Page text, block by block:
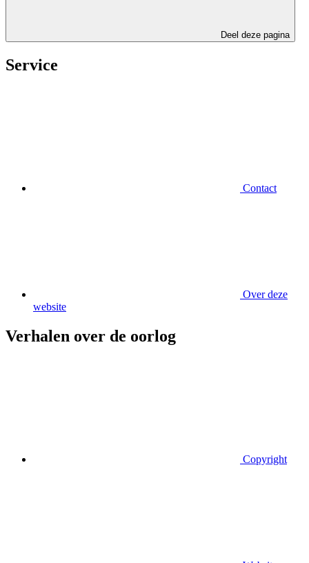
Deel deze pagina
Service
Contact
Over deze
website
Verhalen over de oorlog
Copyright